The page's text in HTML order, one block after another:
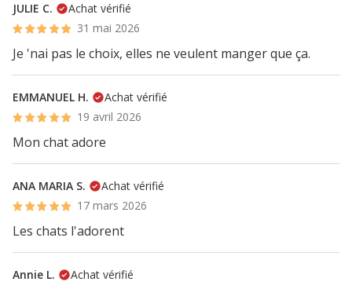
JULIE C.
Achat vérifié
31 mai 2026
Je 'nai pas le choix, elles ne veulent manger que ça.
EMMANUEL H.
Achat vérifié
19 avril 2026
Mon chat adore
ANA MARIA S.
Achat vérifié
17 mars 2026
Les chats l'adorent
Annie L.
Achat vérifié